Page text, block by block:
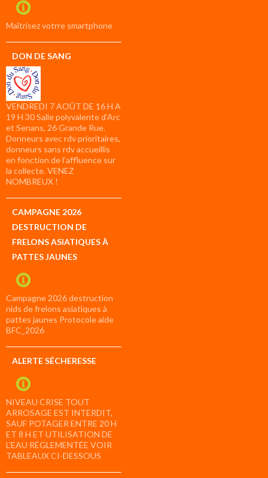
compte
Maîtrisez votrre smartphone
DON DE SANG
VENDREDI 7 AOÛT DE 16 H A
19 H 30 Salle polyvalente d’Arc
et Senans, 26 Grande Rue.
Donneurs avec rdv prioritaires,
donneurs sans rdv accueillis
en fonction de l’affluence sur
la collecte. VENEZ
NOMBREUX !
CAMPAGNE 2026
DESTRUCTION DE
FRELONS ASIATIQUES À
PATTES JAUNES
Campagne 2026 destruction
nids de frelons asiatiques à
pattes jaunes Protocole aide
BFC_2026
ALERTE SÉCHERESSE
NIVEAU CRISE TOUT
ARROSAGE EST INTERDIT,
SAUF POTAGER ENTRE 20 H
ET 8 H ET UTILISATION DE
L’EAU RÉGLEMENTÉE VOIR
TABLEAUX CI-DESSOUS